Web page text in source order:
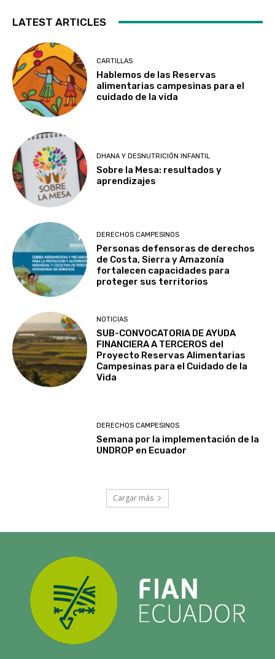
LATEST ARTICLES
CARTILLAS
Hablemos de las Reservas
alimentarias campesinas para el
cuidado de la vida
DHANA Y DESNUTRICIÓN INFANTIL
Sobre la Mesa: resultados y
aprendizajes
DERECHOS CAMPESINOS
Personas defensoras de derechos
de Costa, Sierra y Amazonía
fortalecen capacidades para
proteger sus territorios
NOTICIAS
SUB-CONVOCATORIA DE AYUDA
FINANCIERA A TERCEROS del
Proyecto Reservas Alimentarias
Campesinas para el Cuidado de la
Vida
DERECHOS CAMPESINOS
Semana por la implementación de la
UNDROP en Ecuador
Cargar más